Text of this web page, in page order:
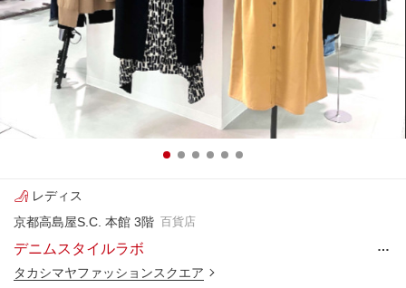
レディス
京都高島屋S.C. 本館 3階 百貨店
デニムスタイルラボ
…
タカシマヤファッションスクエア